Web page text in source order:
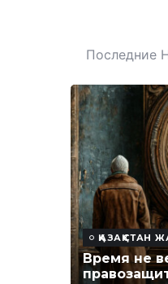
Последние
ҚАЗАҚСТАН
Время не